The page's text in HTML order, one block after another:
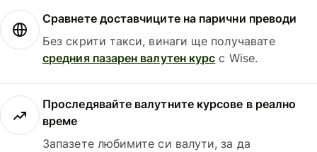
Сравнете доставчиците на парични преводи
Без скрити такси, винаги ще получавате
средния пазарен валутен курс с Wise.
Проследявайте валутните курсове в реално
време
Запазете любимите си валути, за да